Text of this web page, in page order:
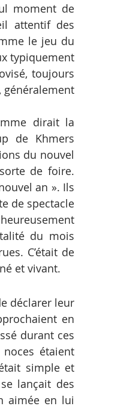
moment de
attentif des
le jeu du
typiquement
toujours
généralement
dirait la
de Khmers
du nouvel
de foire.
an ». Ils
de spectacle
du mois
C’était de
et vivant.
déclarer leur
en
durant ces
étaient
simple et
lançait des
aimée en lui